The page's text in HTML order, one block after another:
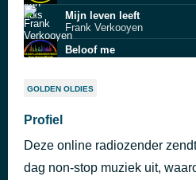
Mijn leven leeft
Frank Verkooyen
Beloof me
De ware vrouw
Dorst in de Smidse
Tamara & Tom
GOLDEN OLDIES
Profiel
Deze online radiozender
dag non-stop muziek uit,